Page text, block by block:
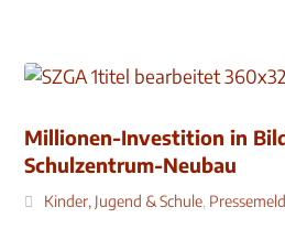
Millionen-Investition in
Schulzentrum-Neubau
Kinder, Jugend & Schule,